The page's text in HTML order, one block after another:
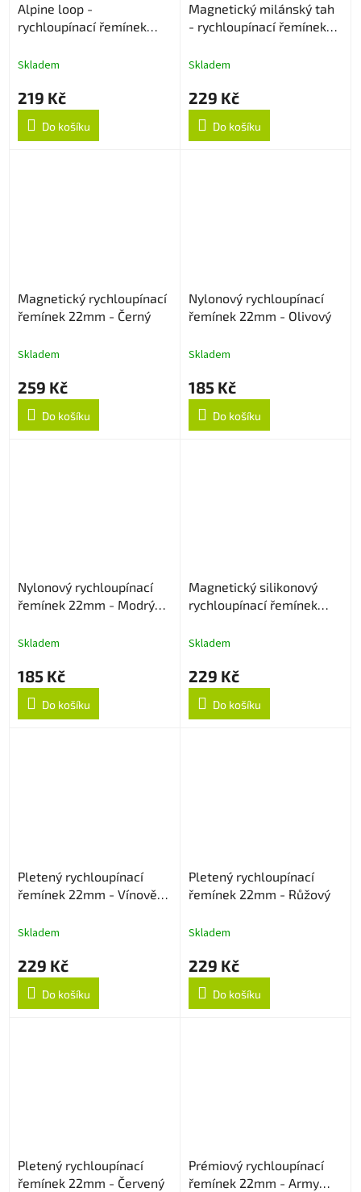
Alpine loop -
rychloupínací řemínek
Skladem
219 Kč
Do košíku
Magnetický milánský tah
- rychloupínací řemínek
Skladem
229 Kč
Do košíku
Magnetický rychloupínací
řemínek 22mm - Černý
Skladem
259 Kč
Do košíku
Nylonový rychloupínací
řemínek 22mm - Olivový
Skladem
185 Kč
Do košíku
Nylonový rychloupínací
řemínek 22mm - Modrý
Skladem
185 Kč
Do košíku
Magnetický silikonový
rychloupínací řemínek
Skladem
229 Kč
Do košíku
Pletený rychloupínací
řemínek 22mm - Vínově
Skladem
229 Kč
Do košíku
Pletený rychloupínací
řemínek 22mm - Růžový
Skladem
229 Kč
Do košíku
Pletený rychloupínací
řemínek 22mm - Červený
Prémiový rychloupínací
řemínek 22mm - Army